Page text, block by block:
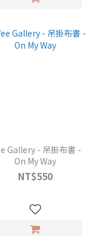
Gallery - 吊掛布書 -
On My Way
NT$550